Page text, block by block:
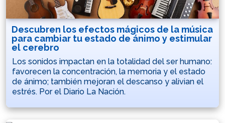
Descubren los efectos mágicos de la música
para cambiar tu estado de ánimo y estimular
el cerebro
Los sonidos impactan en la totalidad del ser humano:
favorecen la concentración, la memoria y el estado
de ánimo; también mejoran el descanso y alivian el
estrés. Por el Diario La Nación.